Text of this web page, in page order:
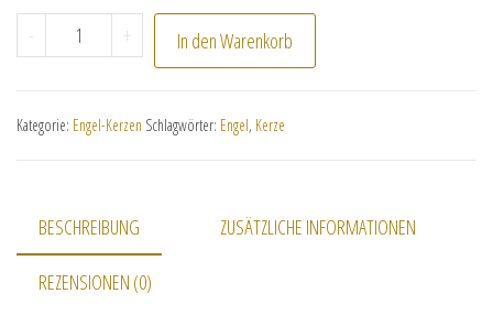
- Energetisierte Kerze mit Symbol "Erzengel Metatron"
+ In den Warenkorb
Kategorie: Engel-Kerzen Schlagwörter: Engel, Kerze
BESCHREIBUNG ZUSÄTZLICHE INFORMATIONEN
REZENSIONEN (0)